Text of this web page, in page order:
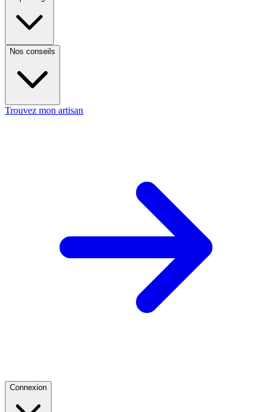
Nos conseils
Trouvez mon artisan
Connexion